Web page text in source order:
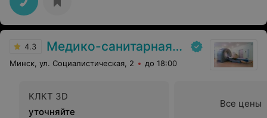
4.3 Медико-санитарная часть «МАЗ»
Минск, ул. Социалистическая, 2 до 18:00
КЛКТ 3D
уточняйте
Все цены